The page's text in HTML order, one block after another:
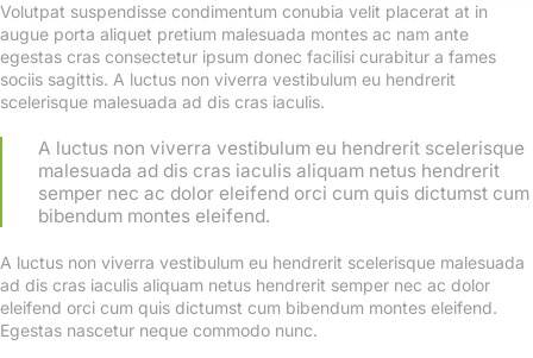
Volutpat suspendisse condimentum conubia velit placerat at in
augue porta aliquet pretium malesuada montes ac nam ante
egestas cras consectetur ipsum donec facilisi curabitur a fames
sociis sagittis. A luctus non viverra vestibulum eu hendrerit
scelerisque malesuada ad dis cras iaculis.
A luctus non viverra vestibulum eu hendrerit scelerisque
malesuada ad dis cras iaculis aliquam netus hendrerit
semper nec ac dolor eleifend orci cum quis dictumst cum
bibendum montes eleifend.
A luctus non viverra vestibulum eu hendrerit scelerisque malesuada
ad dis cras iaculis aliquam netus hendrerit semper nec ac dolor
eleifend orci cum quis dictumst cum bibendum montes eleifend.
Egestas nascetur neque commodo nunc.